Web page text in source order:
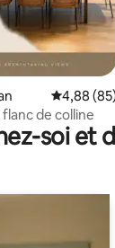
4,88
flanc de colline
soi et